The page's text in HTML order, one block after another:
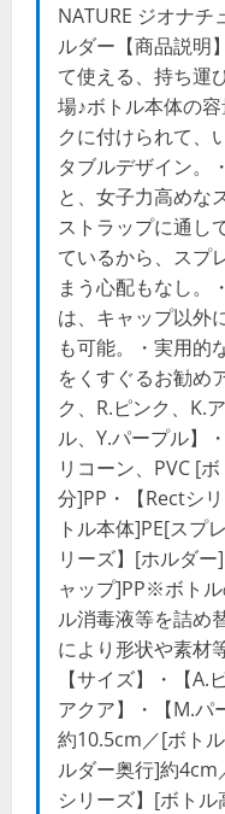
NATURE ジオナ
ルダー【商品説明
て使える、持ち運
場♪ボトル本体の
クに付けられて、
タブルデザイン。
と、女子力高めな
ストラップに通し
ているから、スプ
まう心配もなし。
は、キャップ以外
も可能。・実用的
をくすぐるお勧め
ク、R.ピンク、K.
ル、Y.パープル】
リコーン、PVC [
分]PP・【Rectシ
トル本体]PE[スプ
リーズ】[ホルダ
ャップ]PP※ボト
ル消毒液等を詰め
により形状や素材
【サイズ】・【A.
アクア】・【M.パ
約10.5cm／[ボト
ルダー奥行]約
シリーズ】[ボト